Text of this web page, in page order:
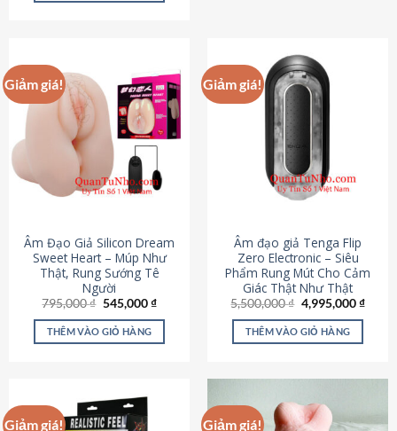
Giảm giá!
Âm Đạo Giả Silicon Dream
Sweet Heart – Múp Như
Thật, Rung Sướng Tê
Người
795,000₫ Giá
là:
795,000 ₫.
545,000₫Giá
tại
545,000 ₫.
THÊM VÀO GIỎ HÀNG
Giảm giá!
Âm đạo giả Tenga Flip
Zero Electronic – Siêu
Phẩm Rung Mút Cho Cảm
Giác Thật Như Thật
5,500,000₫ Giá
gốc
là:
5,500,000 ₫.
4,995,000₫Giá
THÊM VÀO GIỎ HÀNG
Giảm giá! Giảm giá!